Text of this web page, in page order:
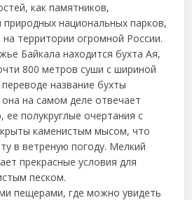
как памятников,
природных национальных парков,
территории огромной России.
Байкала находится бухта Ая,
800 метров суши с шириной
название бухты
на самом деле отвечает
ее полукруглые очертания с
каменистым мысом, что
в ветреную погоду. Мелкий
прекрасные условия для
песком.
пещерами, где можно увидеть